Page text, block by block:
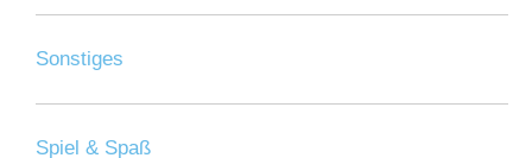
Sonstiges
Spiel & Spaß